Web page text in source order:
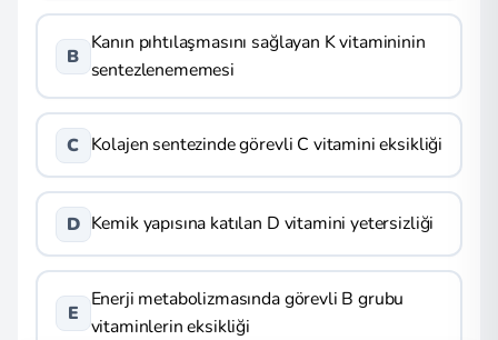
B
Kanın pıhtılaşmasını sağlayan K vitamininin
sentezlenememesi
C Kolajen sentezinde görevli C vitamini eksikliği
D Kemik yapısına katılan D vitamini yetersizliği
E
Enerji metabolizmasında görevli B grubu
vitaminlerin eksikliği